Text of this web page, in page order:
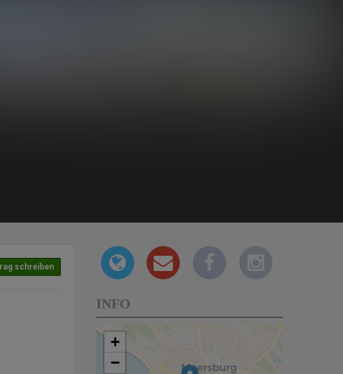
schreiben
INFO
+
−